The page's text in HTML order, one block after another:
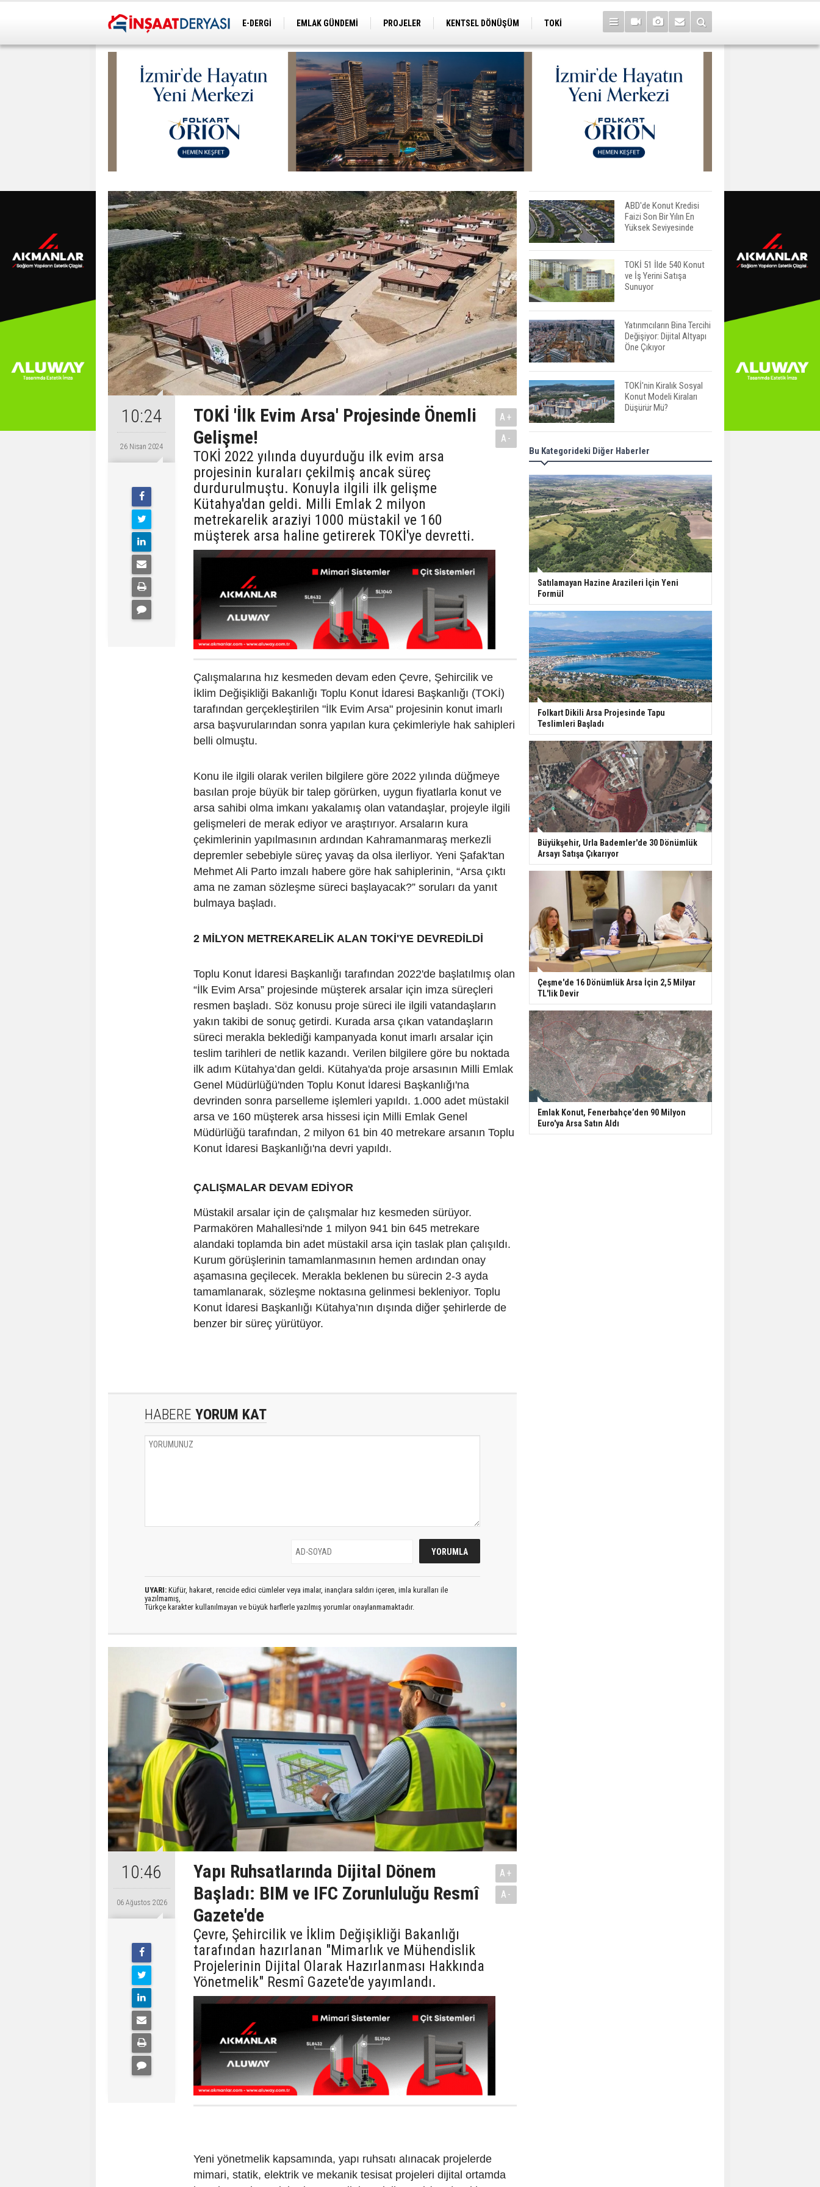
E-DERGİ EMLAK GÜNDEMİ PROJELER KENTSEL DÖNÜŞÜM
TOKİ
10:24
26 Nisan 2024
TOKİ 'İlk Evim Arsa' Projesinde Önemli
Gelişme!
TOKİ 2022 yılında duyurduğu ilk evim arsa
projesinin kuraları çekilmiş ancak süreç
durdurulmuştu. Konuyla ilgili ilk gelişme
Kütahya'dan geldi. Milli Emlak 2 milyon
metrekarelik araziyi 1000 müstakil ve 160
müşterek arsa haline getirerek TOKİ'ye devretti.
A+
A-
Çalışmalarına hız kesmeden devam eden Çevre, Şehircilik ve
İklim Değişikliği Bakanlığı Toplu Konut İdaresi Başkanlığı (TOKİ)
tarafından gerçekleştirilen "İlk Evim Arsa" projesinin konut imarlı
arsa başvurularından sonra yapılan kura çekimleriyle hak sahipleri
belli olmuştu.
Konu ile ilgili olarak verilen bilgilere göre 2022 yılında düğmeye
basılan proje büyük bir talep görürken, uygun fiyatlarla konut ve
arsa sahibi olma imkanı yakalamış olan vatandaşlar, projeyle ilgili
gelişmeleri de merak ediyor ve araştırıyor. Arsaların kura
çekimlerinin yapılmasının ardından Kahramanmaraş merkezli
depremler sebebiyle süreç yavaş da olsa ilerliyor. Yeni Şafak'tan
Mehmet Ali Parto imzalı habere göre hak sahiplerinin, “Arsa çıktı
ama ne zaman sözleşme süreci başlayacak?” soruları da yanıt
bulmaya başladı.
2 MİLYON METREKARELİK ALAN TOKİ'YE DEVREDİLDİ
Toplu Konut İdaresi Başkanlığı tarafından 2022'de başlatılmış olan
“İlk Evim Arsa” projesinde müşterek arsalar için imza süreçleri
resmen başladı. Söz konusu proje süreci ile ilgili vatandaşların
yakın takibi de sonuç getirdi. Kurada arsa çıkan vatandaşların
süreci merakla beklediği kampanyada konut imarlı arsalar için
teslim tarihleri de netlik kazandı. Verilen bilgilere göre bu noktada
ilk adım Kütahya’dan geldi. Kütahya'da proje arsasının Milli Emlak
Genel Müdürlüğü'nden Toplu Konut İdaresi Başkanlığı'na
devrinden sonra parselleme işlemleri yapıldı. 1.000 adet müstakil
arsa ve 160 müşterek arsa hissesi için Milli Emlak Genel
Müdürlüğü tarafından, 2 milyon 61 bin 40 metrekare arsanın Toplu
Konut İdaresi Başkanlığı'na devri yapıldı.
ÇALIŞMALAR DEVAM EDİYOR
Müstakil arsalar için de çalışmalar hız kesmeden sürüyor.
Parmakören Mahallesi'nde 1 milyon 941 bin 645 metrekare
alandaki toplamda bin adet müstakil arsa için taslak plan çalışıldı.
Kurum görüşlerinin tamamlanmasının hemen ardından onay
aşamasına geçilecek. Merakla beklenen bu sürecin 2-3 ayda
tamamlanarak, sözleşme noktasına gelinmesi bekleniyor. Toplu
Konut İdaresi Başkanlığı Kütahya’nın dışında diğer şehirlerde de
benzer bir süreç yürütüyor.
HABERE YORUM KAT
UYARI: Küfür, hakaret, rencide edici cümleler veya imalar, inançlara saldırı içeren, imla kuralları ile
yazılmamış,
Türkçe karakter kullanılmayan ve büyük harflerle yazılmış yorumlar onaylanmamaktadır.
10:46
06 Ağustos 2026
Yapı Ruhsatlarında Dijital Dönem
Başladı: BIM ve IFC Zorunluluğu Resmî
Gazete'de
Çevre, Şehircilik ve İklim Değişikliği Bakanlığı
tarafından hazırlanan "Mimarlık ve Mühendislik
Projelerinin Dijital Olarak Hazırlanması Hakkında
Yönetmelik" Resmî Gazete'de yayımlandı.
A+
A-
Yeni yönetmelik kapsamında, yapı ruhsatı alınacak projelerde
mimari, statik, elektrik ve mekanik tesisat projeleri dijital ortamda
ABD'de Konut Kredisi
Faizi Son Bir Yılın En
Yüksek Seviyesinde
TOKİ 51 İlde 540 Konut
ve İş Yerini Satışa
Sunuyor
Yatırımcıların Bina Tercihi
Değişiyor: Dijital Altyapı
Öne Çıkıyor
TOKİ'nin Kiralık Sosyal
Konut Modeli Kiraları
Düşürür Mü?
İkinci El Konut Fiyatları
İspanya'da Bir Yılda
Konut Satışları Güçlü
Seyrini Korudu Yabancıya
Satış Geriledi
ABD'de İnşaat
Harcamaları Geriledi
Tercih Döneminde
Barınma Telaşı Başladı
Aileden Miras Kalan Ev
Nasıl Satılır?
İstanbul'da 15 Bin Kiralık
Sosyal Konut Eylülde
Kiraya Verilecek
Bu Kategorideki Diğer Haberler
Satılamayan Hazine Arazileri İçin Yeni
Formül
Folkart Dikili Arsa Projesinde Tapu
Teslimleri Başladı
Büyükşehir, Urla Bademler'de 30 Dönümlük
Arsayı Satışa Çıkarıyor
Çeşme'de 16 Dönümlük Arsa İçin 2,5 Milyar
TL'lik Devir
Emlak Konut, Fenerbahçe’den 90 Milyon
Euro'ya Arsa Satın Aldı